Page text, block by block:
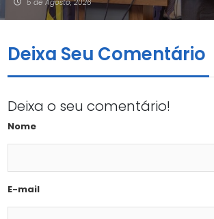
5 de Agosto, 2026
Deixa Seu Comentário
Deixa o seu comentário!
Nome
E-mail